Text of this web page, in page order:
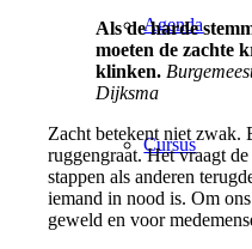
Agenda
Cursus
Als de harde
moeten de zachte
klinken.
Dijksma
Zacht betekent niet zwak.
ruggengraat. Het vraagt
stappen als anderen
iemand in nood is. Om
geweld en voor